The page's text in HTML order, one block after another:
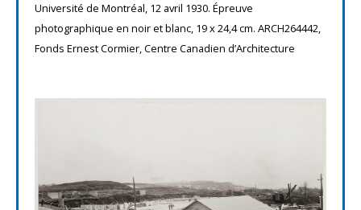
Université de Montréal, 12 avril 1930. Épreuve
photographique en noir et blanc, 19 x 24,4 cm. ARCH264442,
Fonds Ernest Cormier, Centre Canadien d’Architecture